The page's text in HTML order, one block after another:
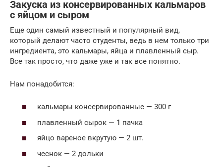
Закуска из консервированных кальмаров
с яйцом и сыром
Еще один самый известный и популярный вид,
который делают часто студенты, ведь в нем только три
ингредиента, это кальмары, яйца и плавленный сыр.
Все так просто, что даже уже и так все понятно.
Нам понадобится:
кальмары консервированные — 300 г
плавленный сырок — 1 пачка
яйцо вареное вкрутую — 2 шт.
чеснок — 2 дольки